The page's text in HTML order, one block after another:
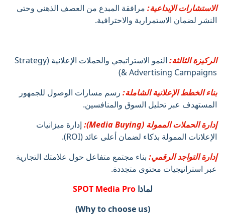
الاستشارات الإبداعية: مرافقة المبدع من العصف الذهني وحتى
النشر لضمان الاستمرارية والاحترافية.
الركيزة الثالثة:
النمو الاستراتيجي والحملات الإعلانية (Strategy
& Advertising Campaigns)
بناء الخطط الإعلانية الشاملة: رسم مسارات الوصول للجمهور
المستهدف عبر تحليل السوق والمنافسين.
إدارة الحملات الممولة (Media Buying):
إدارة ميزانيات
الإعلانات الممولة بذكاء لضمان أعلى عائد (ROI).
إدارة التواجد الرقمي: بناء مجتمع متفاعل حول علامتك التجارية
عبر استراتيجيات محتوى متجددة.
لماذاSPOT Media Pro
(Why to choose us)